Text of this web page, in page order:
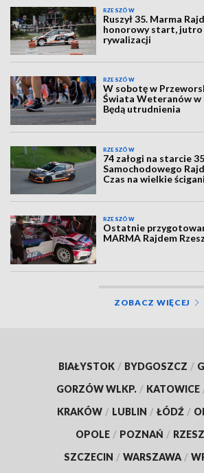
RZESZÓW
Ruszył 35. Marma
honorowy start,
rywalizacji
RZESZÓW
W sobotę w
Świata Weteranów w
Będą utrudnienia
RZESZÓW
74 załogi na starcie
Samochodowego
Czas na wielkie
RZESZÓW
Ostatnie
MARMA Rajdem
ZOBACZ WIĘCEJ
BIAŁYSTOK / BYDGOSZCZ /
GORZÓW WLKP. / KATOWICE
KRAKÓW / LUBLIN / ŁÓDŹ /
OPOLE / POZNAŃ /
SZCZECIN / WARSZAWA /